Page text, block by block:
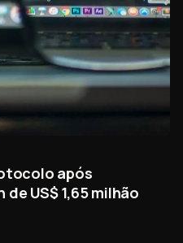
após
US$ 1,65 milhão